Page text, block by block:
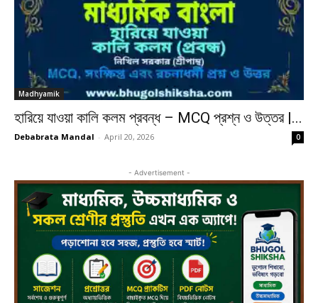
Madhyamik
হারিয়ে যাওয়া কালি কলম প্রবন্ধ – MCQ প্রশ্ন ও উত্তর |...
Debabrata Mandal - April 20, 2026 0
- Advertisement -